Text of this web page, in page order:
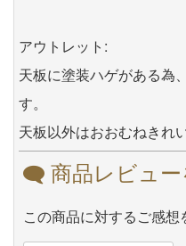
アウトレット:
天板に塗装ハゲがある為
す。
天板以外はおおむねきれ
商品レビュー
この商品に対するご感想